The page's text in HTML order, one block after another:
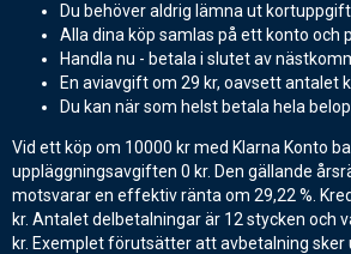
Du behöver aldrig lämna ut
Alla dina köp samlas på ett konto och
Handla nu - betala i slutet av
En aviavgift om 29 kr, oavsett antalet
Du kan när som helst betala hela
Vid ett köp om 10000 kr med Klarna Konto
uppläggningsavgiften 0 kr. Den gällande
motsvarar en effektiv ränta om 29,22 %.
kr. Antalet delbetalningar är 12 stycken och
kr. Exemplet förutsätter att avbetalning sker